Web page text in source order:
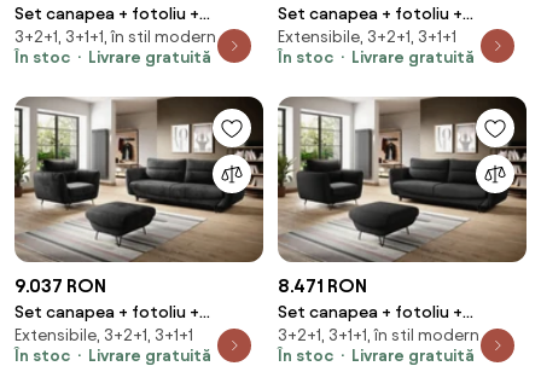
Set canapea + fotoliu +
taburet Silva Marte 20
3+2+1, 3+1+1, în stil modern
În stoc
Livrare gratuită
Set canapea + fotoliu +
taburet Silva Marte 10
Extensibile, 3+2+1, 3+1+1
În stoc
Livrare gratuită
9.037 RON
Set canapea + fotoliu +
taburet Silva Nube 6
Extensibile, 3+2+1, 3+1+1
În stoc
Livrare gratuită
8.471 RON
Set canapea + fotoliu +
taburet Silva Poco 10
3+2+1, 3+1+1, în stil modern
În stoc
Livrare gratuită